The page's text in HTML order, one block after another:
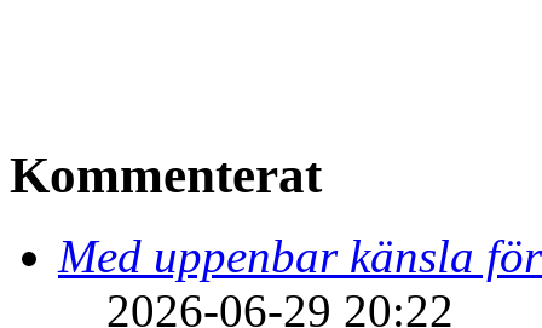
Kommenterat
Med uppenbar känsla
2026-06-29 20:22